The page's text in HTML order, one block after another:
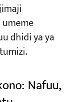
dhidi ya ya
Nafuu,